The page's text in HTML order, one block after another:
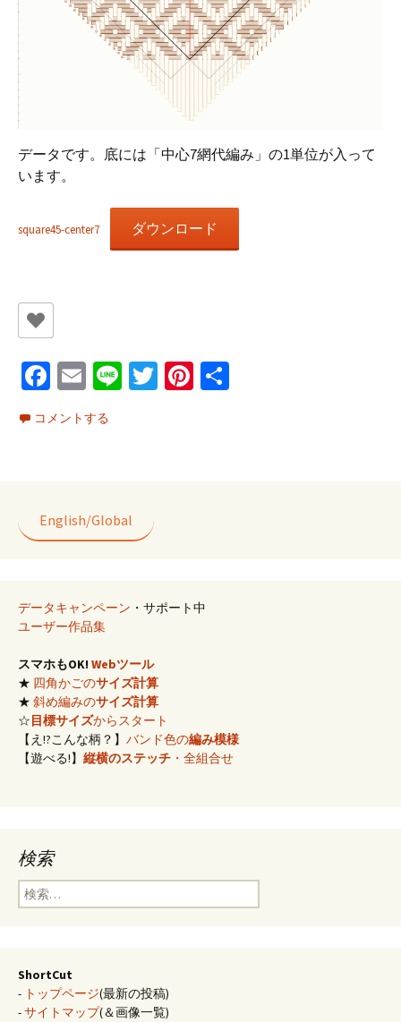
データです。底には「中心7網代編み」の1単位が入って
います。
square45-center7 ダウンロード
Fa
ce
b
k
E
m
ai
Li T
Pi
コメントする
English/Global
データキャンペーン ・サポート中
ユーザー作品集
スマホもOK! Webツール
★ 四角かごのサイズ計算
★ 斜め編みのサイズ計算
☆目標サイズからスタート
【え!?こんな柄？】 バンド色の編み模様
【遊べる!】 縦横のステッチ ・全組合せ
検索
検
索:
ShortCut
- トップページ(最新の投稿)
-サイトマップ(＆画像一覧)